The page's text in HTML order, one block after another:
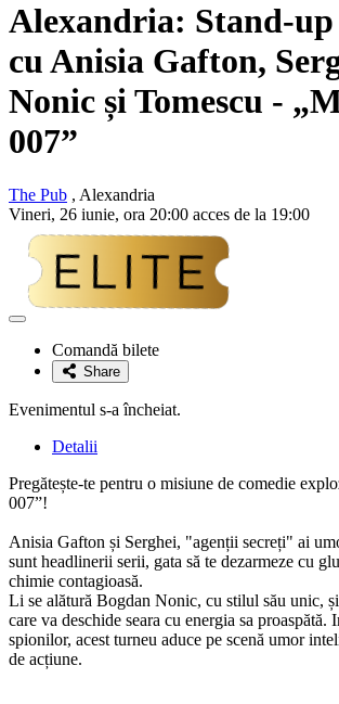
Alexandria: Stand-up
cu Anisia Gafton,
Nonic și Tomescu -
007”
The Pub , Alexandria
Vineri, 26 iunie, ora 20:00 acces de la 19:00
Adaugă
favoriteComandă bilete
Share
Evenimentul s-a încheiat.
Detalii
Pregătește-te pentru o misiune de comedie
007”!
Anisia Gafton și Serghei, "agenții secreți" ai
sunt headlinerii serii, gata să te dezarmeze cu
chimie contagioasă.
Li se alătură Bogdan Nonic, cu stilul său unic,
care va deschide seara cu energia sa proaspătă.
spionilor, acest turneu aduce pe scenă umor
de acțiune.